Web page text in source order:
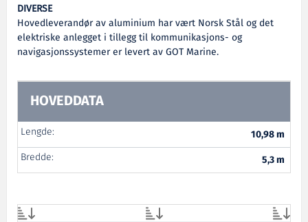
DIVERSE
Hovedleverandør av aluminium har vært Norsk Stål og det
elektriske anlegget i tillegg til kommunikasjons- og
navigasjonssystemer er levert av GOT Marine.
HOVEDDATA
Lengde:
10,98 m
Bredde:
5,3 m